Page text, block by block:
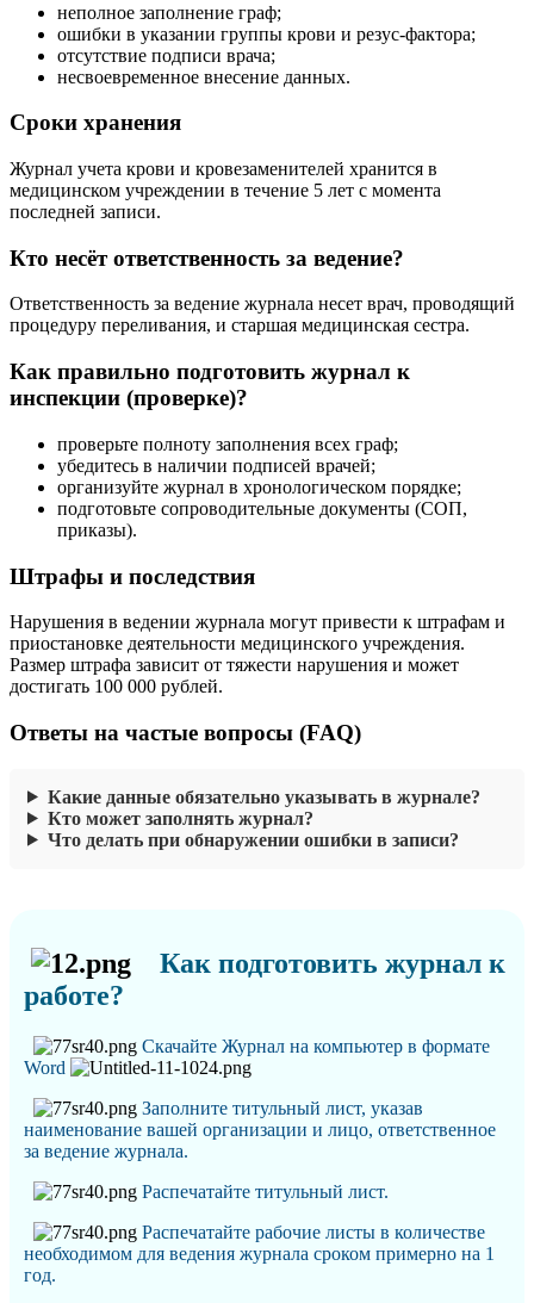
неполное заполнение граф;
ошибки в указании группы крови и резус-фактора;
отсутствие подписи врача;
несвоевременное внесение данных.
Сроки хранения
Журнал учета крови и кровезаменителей хранится в
медицинском учреждении в течение 5 лет с момента
последней записи.
Кто несёт ответственность за ведение?
Ответственность за ведение журнала несет врач, проводящий
процедуру переливания, и старшая медицинская сестра.
Как правильно подготовить журнал к
инспекции (проверке)?
проверьте полноту заполнения всех граф;
убедитесь в наличии подписей врачей;
организуйте журнал в хронологическом порядке;
подготовьте сопроводительные документы (СОП,
приказы).
Штрафы и последствия
Нарушения в ведении журнала могут привести к штрафам и
приостановке деятельности медицинского учреждения.
Размер штрафа зависит от тяжести нарушения и может
достигать 100 000 рублей.
Ответы на частые вопросы (FAQ)
Какие данные обязательно указывать в журнале?
Кто может заполнять журнал?
Что делать при обнаружении ошибки в записи?
Как подготовить журнал к
работе?
Скачайте Журнал на компьютер в формате
Word
Заполните титульный лист, указав
наименование вашей организации и лицо, ответственное
за ведение журнала.
Распечатайте титульный лист.
Распечатайте рабочие листы в количестве
необходимом для ведения журнала сроком примерно на 1
год.